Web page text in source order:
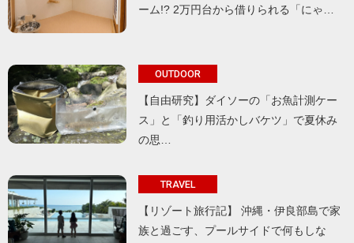
ーム!? 2万円台から借りられる「にゃ…
OUTDOOR
【自由研究】ダイソーの「お魚計測ケー
ス」と「釣り用活かしバケツ」で夏休み
の思…
TRAVEL
【リゾート旅行記】 沖縄・伊良部島で家
族と過ごす、プールサイドで何もしな